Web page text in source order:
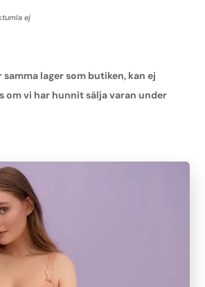
ej
lager som butiken, kan ej
om vi har hunnit sälja varan under